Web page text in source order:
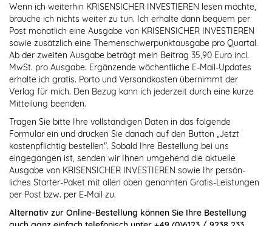
Wenn ich weiterhin KRISENSICHER INVESTIEREN lesen möchte,
brauche ich nichts weiter zu tun. Ich erhalte dann bequem per
Post monatlich eine Ausgabe von KRISENSICHER INVESTIEREN
sowie zusätzlich eine Themenschwerpunktausgabe pro Quartal.
Ab der zweiten Ausgabe beträgt mein Beitrag 35,90 Euro incl.
MwSt. pro Ausgabe. Ergänzende wöchentliche E-Mail-Updates
erhalte ich gratis. Porto und Versandkosten übernimmt der
Verlag für mich. Den Bezug kann ich jederzeit durch eine kurze
Mitteilung beenden.
Tragen Sie bitte Ihre vollständigen Daten in das folgende
Formular ein und drücken Sie danach auf den Button „Jetzt
kostenpflichtig bestellen". Sobald Ihre Bestellung bei uns
eingegangen ist, senden wir Ihnen umgehend die aktuelle
Ausgabe von KRISENSICHER INVESTIEREN sowie Ihr persön-
liches Starter-Paket mit allen oben genannten Gratis-Leistungen
per Post bzw. per E-Mail zu.
Alternativ zur Online-Bestellung können Sie Ihre Bestellung